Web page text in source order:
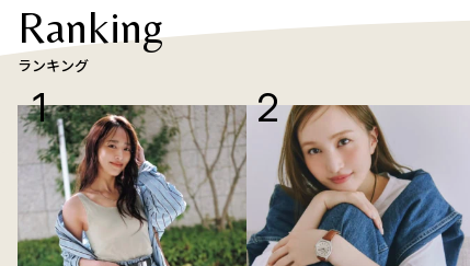
Ranking
ランキング